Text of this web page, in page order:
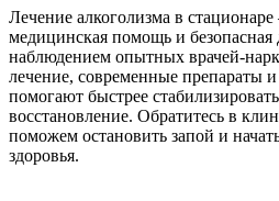
Лечение алкоголизма в
медицинская помощь и безопасная
наблюдением опытных врачей-
лечение, современные препараты
помогают быстрее
восстановление. Обратитесь в
поможем остановить запой и
здоровья.